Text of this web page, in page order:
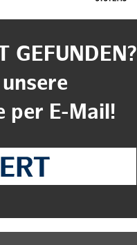
GEFUNDEN?
per E-Mail!